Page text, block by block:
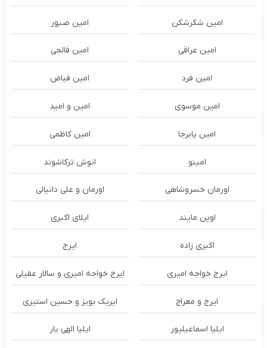
امین شکرشکن امین صبور
امین عراقی امین فالجی
امین فرد امین فیاض
امین موسوی امین و امید
امین پابرجا امین کاظمی
امینو انوش ترکاشوند
اورمان خسروشاهی اورمان و علی دانیالی
اوپن مایند ايلاى اكبرى
اکبری زاده ایرج
ایرج خواجه امیری ایرج خواجه امیری و سالار عقیلی
ایرج و معراج ایریک بویز و حسین استیری
ایلیا اسماعیلپور ایلیا الهی یار